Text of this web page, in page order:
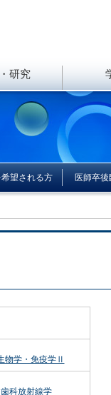
研究
希望される方 医師卒
物学・免疫学Ⅱ
歯科放射線学